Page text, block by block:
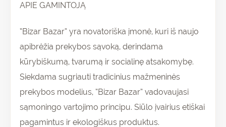
APIE GAMINTOJĄ
“Bizar Bazar” yra novatoriška įmonė, kuri iš naujo
apibrėžia prekybos sąvoką, derindama
kūrybiškumą, tvarumą ir socialinę atsakomybę.
Siekdama sugriauti tradicinius mažmeninės
prekybos modelius, “Bizar Bazar” vadovaujasi
sąmoningo vartojimo principu. Siūlo įvairius etiškai
pagamintus ir ekologiškus produktus.